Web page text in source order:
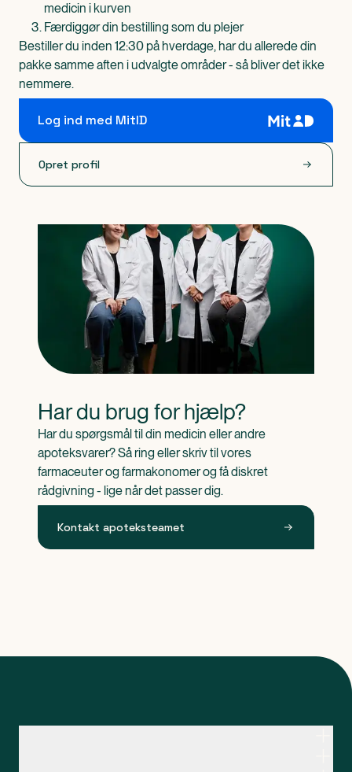
medicin i kurven
Færdiggør din bestilling som du plejer
Bestiller du inden 12:30 på hverdage, har du allerede din
pakke samme aften i udvalgte områder - så bliver det ikke
nemmere.
Log ind med MitID
Opret profil
Har du brug for hjælp?
Har du spørgsmål til din medicin eller andre
apoteksvarer? Så ring eller skriv til vores
farmaceuter og farmakonomer og få diskret
rådgivning - lige når det passer dig.
Kontakt apoteksteamet